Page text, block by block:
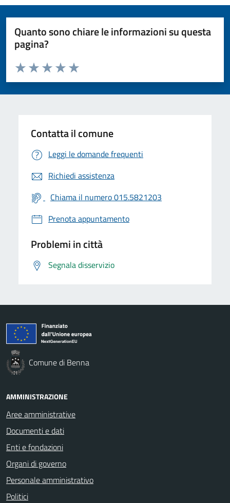
Quanto sono chiare le informazioni su questa
pagina?
Valuta da 1 a 5 stelle la pagina
Valuta 5 stelle su 5
Valuta 4 stelle su 5
Valuta 3 stelle su 5
Valuta 2 stelle su 5
Valuta 1 stelle su 5
Contatta il comune
Leggi le domande frequenti
Richiedi assistenza
Chiama il numero 015.5821203
Prenota appuntamento
Problemi in città
Segnala disservizio
Comune di Benna
AMMINISTRAZIONE
Aree amministrative
Documenti e dati
Enti e fondazioni
Organi di governo
Personale amministrativo
Politici